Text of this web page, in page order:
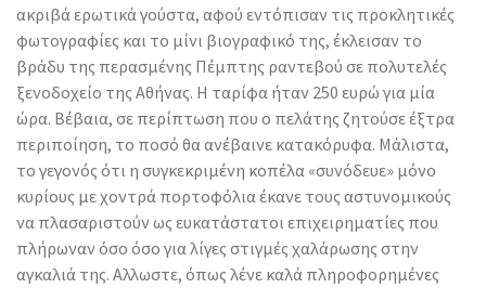
ακριβά ερωτικά γούστα, αφού εντόπισαν τις προκλητικές
φωτογραφίες και το μίνι βιογραφικό της, έκλεισαν το
βράδυ της περασμένης Πέμπτης ραντεβού σε πολυτελές
ξενοδοχείο της Αθήνας. Η ταρίφα ήταν 250 ευρώ για μία
ώρα. Βέβαια, σε περίπτωση που ο πελάτης ζητούσε έξτρα
περιποίηση, το ποσό θα ανέβαινε κατακόρυφα. Μάλιστα,
το γεγονός ότι η συγκεκριμένη κοπέλα «συνόδευε» μόνο
κυρίους με χοντρά πορτοφόλια έκανε τους αστυνομικούς
να πλασαριστούν ως ευκατάστατοι επιχειρηματίες που
πλήρωναν όσο όσο για λίγες στιγμές χαλάρωσης στην
αγκαλιά της. Αλλωστε, όπως λένε καλά πληροφορημένες